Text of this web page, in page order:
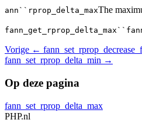
ann``rprop_delta_maxThe
Vorige ←
fann_set_rprop_delta_min →
Op deze pagina
fann_set_rprop_delta_max
PHP.nl